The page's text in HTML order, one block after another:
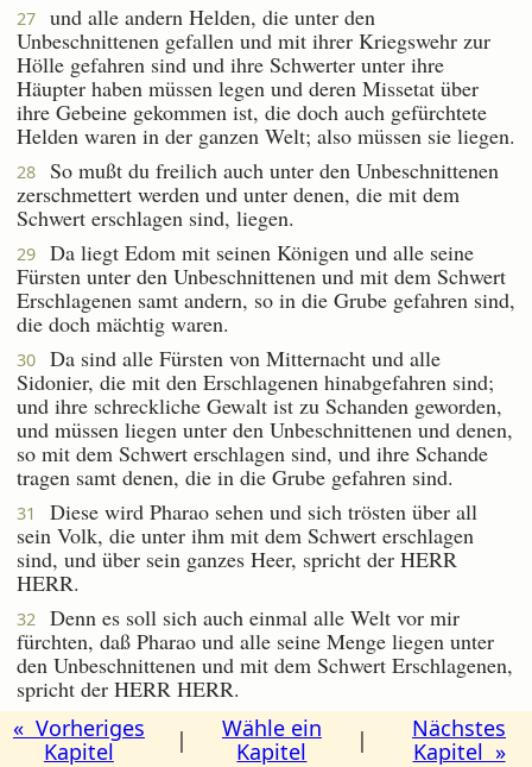
27
und alle andern Helden, die unter den
Unbeschnittenen gefallen und mit ihrer Kriegswehr zur
Hölle gefahren sind und ihre Schwerter unter ihre
Häupter haben müssen legen und deren Missetat über
ihre Gebeine gekommen ist, die doch auch gefürchtete
Helden waren in der ganzen Welt; also müssen sie liegen.
28
So mußt du freilich auch unter den Unbeschnittenen
zerschmettert werden und unter denen, die mit dem
Schwert erschlagen sind, liegen.
29
Da liegt Edom mit seinen Königen und alle seine
Fürsten unter den Unbeschnittenen und mit dem Schwert
Erschlagenen samt andern, so in die Grube gefahren sind,
die doch mächtig waren.
30
Da sind alle Fürsten von Mitternacht und alle
Sidonier, die mit den Erschlagenen hinabgefahren sind;
und ihre schreckliche Gewalt ist zu Schanden geworden,
und müssen liegen unter den Unbeschnittenen und denen,
so mit dem Schwert erschlagen sind, und ihre Schande
tragen samt denen, die in die Grube gefahren sind.
31
Diese wird Pharao sehen und sich trösten über all
sein Volk, die unter ihm mit dem Schwert erschlagen
sind, und über sein ganzes Heer, spricht der HERR
HERR.
32
Denn es soll sich auch einmal alle Welt vor mir
fürchten, daß Pharao und alle seine Menge liegen unter
den Unbeschnittenen und mit dem Schwert Erschlagenen,
spricht der HERR HERR.
« Vorheriges
Kapitel
|
Wähle ein
Kapitel
|
Nächstes
Kapitel »